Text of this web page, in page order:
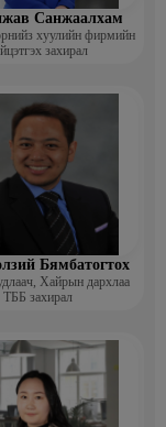
Санжаалхам
хуулийн фирмийн
захирал
Бямбатогтох
Хайрын дархлаа
ТББ захирал